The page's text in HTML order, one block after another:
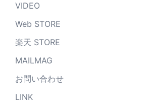
VIDEO
Web STORE
楽天 STORE
MAILMAG
お問い合わせ
LINK